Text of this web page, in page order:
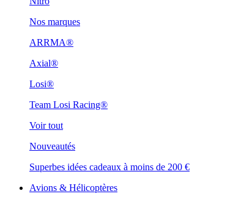
Nos marques
ARRMA®
Axial®
Losi®
Team Losi Racing®
Voir tout
Nouveautés
Superbes idées cadeaux à moins de 200 €
Avions & Hélicoptères